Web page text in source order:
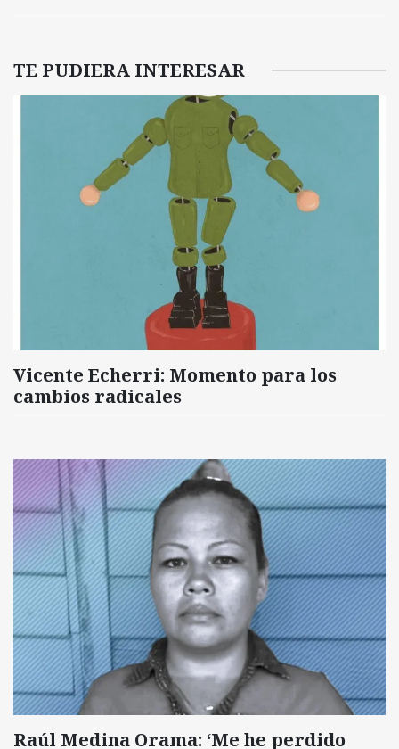
TE PUDIERA INTERESAR
Vicente Echerri: Momento para los
cambios radicales
Raúl Medina Orama: ‘Me he perdido